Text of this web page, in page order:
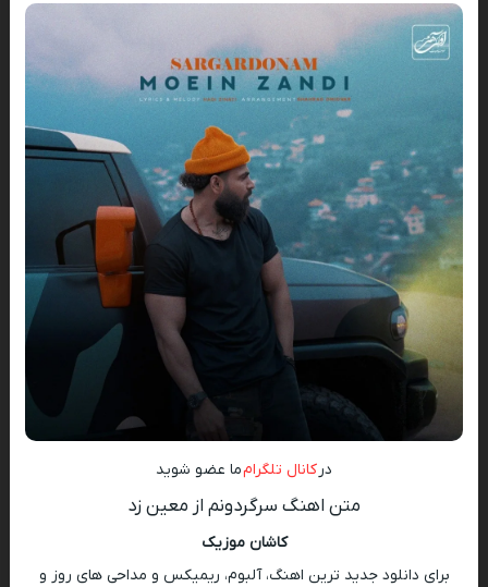
در کانال تلگرامما عضو شوید
متن اهنگ سرگردونم از معین زد
کاشان موزیک
برای دانلود جدید ترین اهنگ، آلبوم، ریمیکس و مداحی های روز و